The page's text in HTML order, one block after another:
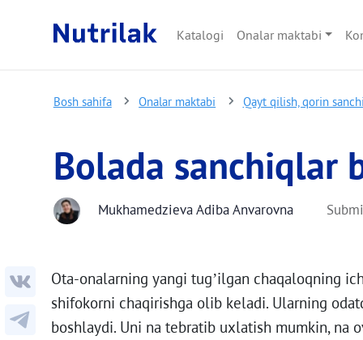
Katalogi Onalar maktabi
Bosh sahifa Onalar maktabi Qayt qilish, qorin
Bolada sanchiqlar
Mukhamedzieva Adiba Anvarovna
Ota-onalarning yangi tug’ilgan chaqaloqning
shifokorni chaqirishga olib keladi. Ularning
boshlaydi. Uni na tebratib uxlatish mumkin, na